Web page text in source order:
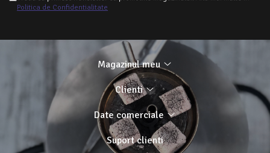
Politica de Confidentialitate
Magazinul meu
Clienti
Date comerciale
Suport clienti